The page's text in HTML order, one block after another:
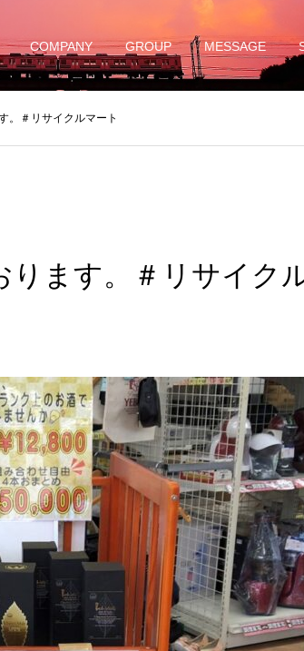
COMPANY GROUP MESSAGE
。＃リサイクルマート
ります。＃リサイク